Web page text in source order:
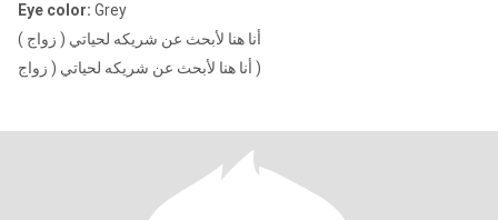
Eye color: Grey
أنا هنا لأبحث عن شريكه لحياتي ( زواج )
أنا هنا لأبحث عن شريكه لحياتي ( زواج )